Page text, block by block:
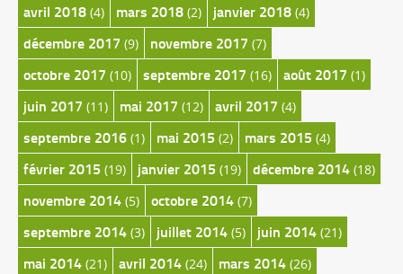
avril 2018 (4) mars 2018 (2) janvier 2018 (4)
décembre 2017 (9) novembre 2017 (7)
octobre 2017 (10) septembre 2017 (16) août 2017 (1)
juin 2017 (11) mai 2017 (12) avril 2017 (4)
septembre 2016 (1) mai 2015 (2) mars 2015 (4)
février 2015 (19) janvier 2015 (19) décembre 2014 (18)
novembre 2014 (5) octobre 2014 (7)
septembre 2014 (3) juillet 2014 (5) juin 2014 (21)
mai 2014 (21) avril 2014 (24) mars 2014 (26)